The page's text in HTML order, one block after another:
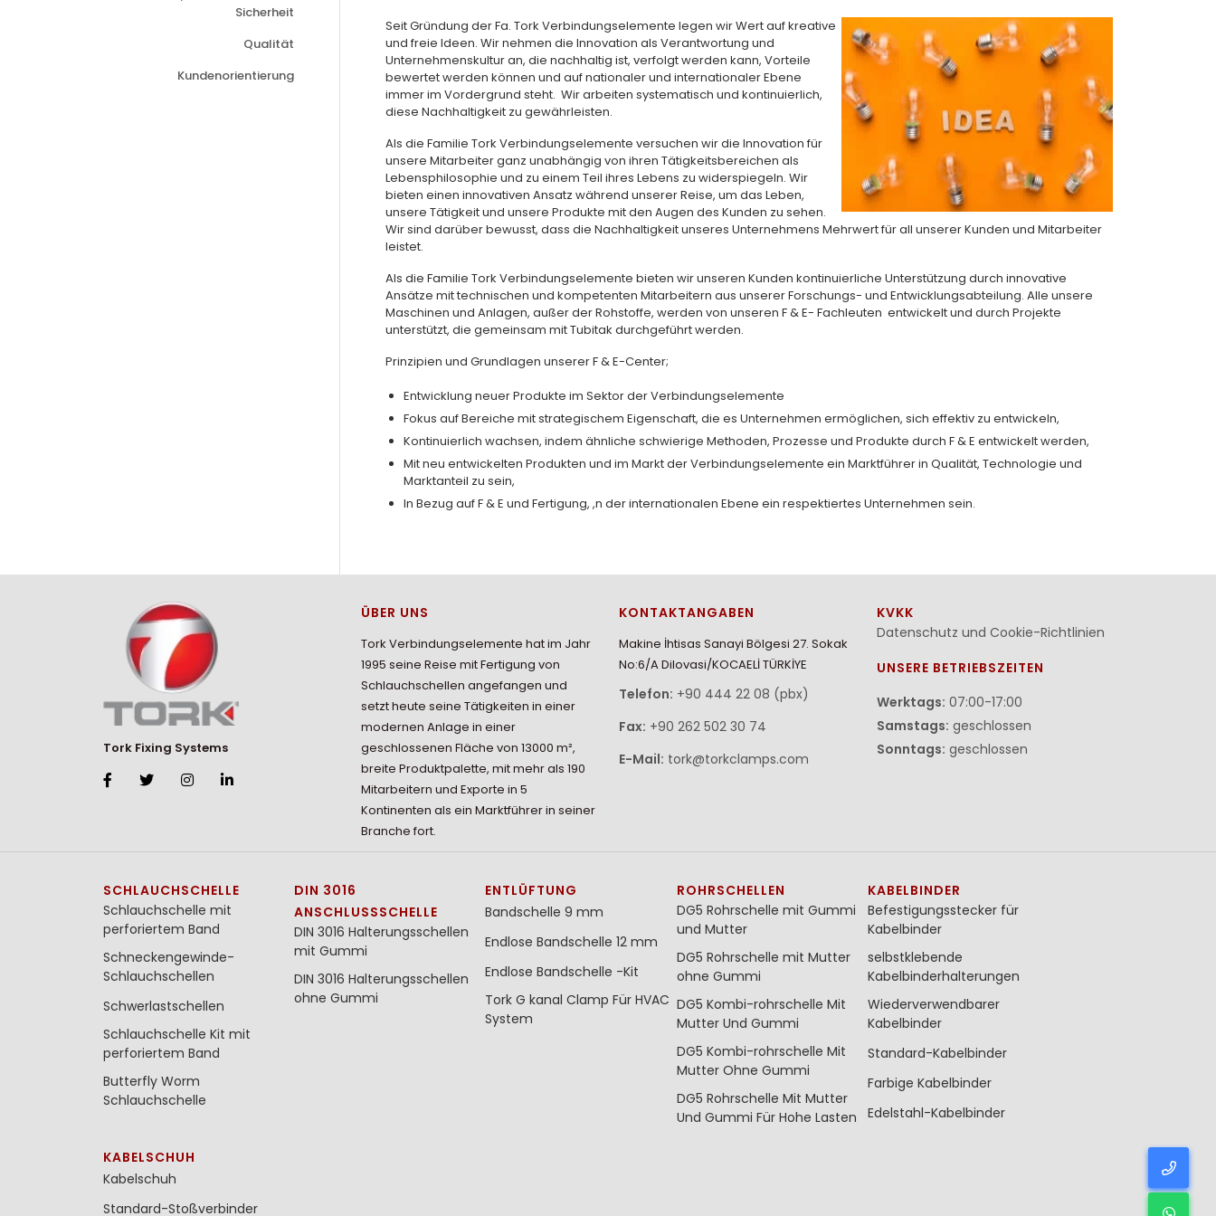
Sicherheit
Qualität
Kundenorientierung
Seit Gründung der Fa. Tork Verbindungselemente legen wir Wert auf kreative
und freie Ideen. Wir nehmen die Innovation als Verantwortung und
Unternehmenskultur an, die nachhaltig ist, verfolgt werden kann, Vorteile
bewertet werden können und auf nationaler und internationaler Ebene
immer im Vordergrund steht. Wir arbeiten systematisch und kontinuierlich,
diese Nachhaltigkeit zu gewährleisten.
Als die Familie Tork Verbindungselemente versuchen wir die Innovation für
unsere Mitarbeiter ganz unabhängig von ihren Tätigkeitsbereichen als
Lebensphilosophie und zu einem Teil ihres Lebens zu widerspiegeln. Wir
bieten einen innovativen Ansatz während unserer Reise, um das Leben,
unsere Tätigkeit und unsere Produkte mit den Augen des Kunden zu sehen.
Wir sind darüber bewusst, dass die Nachhaltigkeit unseres Unternehmens Mehrwert für all unserer Kunden und Mitarbeiter
leistet.
Als die Familie Tork Verbindungselemente bieten wir unseren Kunden kontinuierliche Unterstützung durch innovative
Ansätze mit technischen und kompetenten Mitarbeitern aus unserer Forschungs- und Entwicklungsabteilung. Alle unsere
Maschinen und Anlagen, außer der Rohstoffe, werden von unseren F & E- Fachleuten entwickelt und durch Projekte
unterstützt, die gemeinsam mit Tubitak durchgeführt werden.
Prinzipien und Grundlagen unserer F & E-Center;
Entwicklung neuer Produkte im Sektor der Verbindungselemente
Fokus auf Bereiche mit strategischem Eigenschaft, die es Unternehmen ermöglichen, sich effektiv zu entwickeln,
Kontinuierlich wachsen, indem ähnliche schwierige Methoden, Prozesse und Produkte durch F & E entwickelt werden,
Mit neu entwickelten Produkten und im Markt der Verbindungselemente ein Marktführer in Qualität, Technologie und
Marktanteil zu sein,
In Bezug auf F & E und Fertigung, ,n der internationalen Ebene ein respektiertes Unternehmen sein.
Tork Fixing Systems
ÜBER UNS
Tork Verbindungselemente hat im Jahr
1995 seine Reise mit Fertigung von
Schlauchschellen angefangen und
setzt heute seine Tätigkeiten in einer
modernen Anlage in einer
geschlossenen Fläche von 13000 m²,
breite Produktpalette, mit mehr als 190
Mitarbeitern und Exporte in 5
Kontinenten als ein Marktführer in seiner
Branche fort.
KONTAKTANGABEN
Makine İhtisas Sanayi Bölgesi 27. Sokak
No:6/A Dilovasi/KOCAELİ TÜRKİYE
Telefon: +90 444 22 08 (pbx)
Fax: +90 262 502 30 74
E-Mail: tork@torkclamps.com
KVKK
Datenschutz und Cookie-Richtlinien
UNSERE BETRIEBSZEITEN
Werktags: 07:00-17:00
Samstags: geschlossen
Sonntags: geschlossen
SCHLAUCHSCHELLE
Schlauchschelle mit
perforiertem Band
Schneckengewinde-
Schlauchschellen
Schwerlastschellen
Schlauchschelle Kit mit
perforiertem Band
Butterfly Worm
Schlauchschelle
DIN 3016
ANSCHLUSSSCHELLE
DIN 3016 Halterungsschellen
mit Gummi
DIN 3016 Halterungsschellen
ohne Gummi
ENTLÜFTUNG
Bandschelle 9 mm
Endlose Bandschelle 12 mm
Endlose Bandschelle -Kit
Tork G kanal Clamp Für HVAC
System
ROHRSCHELLEN
DG5 Rohrschelle mit Gummi
und Mutter
DG5 Rohrschelle mit Mutter
ohne Gummi
DG5 Kombi-rohrschelle Mit
Mutter Und Gummi
DG5 Kombi-rohrschelle Mit
Mutter Ohne Gummi
DG5 Rohrschelle Mit Mutter
Und Gummi Für Hohe Lasten
KABELBINDER
Befestigungsstecker für
Kabelbinder
selbstklebende
Kabelbinderhalterungen
Wiederverwendbarer
Kabelbinder
Standard-Kabelbinder
Farbige Kabelbinder
Edelstahl-Kabelbinder
KABELSCHUH
Kabelschuh
Standard-Stoßverbinder